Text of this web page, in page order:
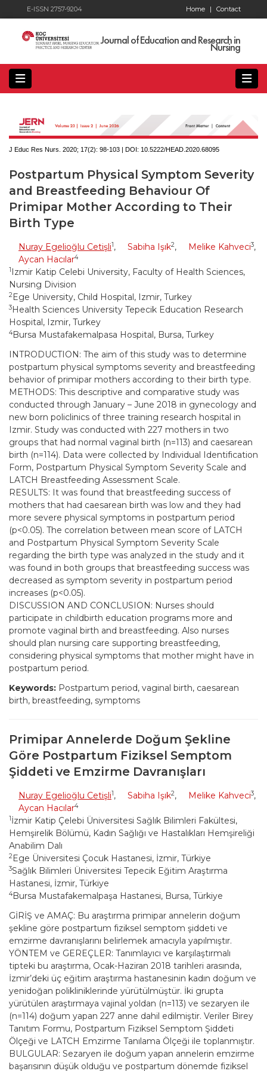
E-ISSN 2757-9204 Contact
Home |
Journal of Education and Research in
Nursing
J Educ Res Nurs. 2020; 17(2): 98-103 | DOI: 10.5222/HEAD.2020.68095
Postpartum Physical Symptom Severity
and Breastfeeding Behaviour Of
Primipar Mother According to Their
Birth Type
Nuray Egelioğlu Cetişli1, Sabiha Işık2, Melike Kahveci3,
Aycan Hacılar4
1 Izmir Katip Celebi University, Faculty of Health Sciences,
Nursing Division
2Ege University, Child Hospital, Izmir, Turkey
3Health Sciences University Tepecik Education Research
Hospital, Izmir, Turkey
4Bursa Mustafakemalpasa Hospital, Bursa, Turkey
INTRODUCTION: The aim of this study was to determine
postpartum physical symptoms severity and breastfeeding
behavior of primipar mothers according to their birth type.
METHODS: This descriptive and comparative study was
conducted through January – June 2018 in gynecology and
new born policlinics of three training research hospital in
Izmir. Study was conducted with 227 mothers in two
groups that had normal vaginal birth (n=113) and caesarean
birth (n=114). Data were collected by Individual Identification
Form, Postpartum Physical Symptom Severity Scale and
LATCH Breastfeeding Assessment Scale.
RESULTS: It was found that breastfeeding success of
mothers that had caesarean birth was low and they had
more severe physical symptoms in postpartum period
(p<0.05). The correlation between mean score of LATCH
and Postpartum Physical Symptom Severity Scale
regarding the birth type was analyzed in the study and it
was found in both groups that breastfeeding success was
decreased as symptom severity in postpartum period
increases (p<0.05).
DISCUSSION AND CONCLUSION: Nurses should
participate in childbirth education programs more and
promote vaginal birth and breastfeeding. Also nurses
should plan nursing care supporting breastfeeding,
considering physical symptoms that mother might have in
postpartum period.
Keywords: Postpartum period, vaginal birth, caesarean
birth, breastfeeding, symptoms
Primipar Annelerde Doğum Şekline
Göre Postpartum Fiziksel Semptom
Şiddeti ve Emzirme Davranışları
Nuray Egelioğlu Cetişli1, Sabiha Işık2, Melike Kahveci3,
Aycan Hacılar4
1İzmir Katip Çelebi Üniversitesi Sağlık Bilimleri Fakültesi,
Hemşirelik Bölümü, Kadın Sağlığı ve Hastalıkları Hemşireliği
Anabilim Dalı
2Ege Üniversitesi Çocuk Hastanesi, İzmir, Türkiye
3Sağlık Bilimleri Üniversitesi Tepecik Eğitim Araştırma
Hastanesi, İzmir, Türkiye
4Bursa Mustafakemalpaşa Hastanesi, Bursa, Türkiye
GİRİŞ ve AMAÇ: Bu araştırma primipar annelerin doğum
şekline göre postpartum fiziksel semptom şiddeti ve
emzirme davranışlarını belirlemek amacıyla yapılmıştır.
YÖNTEM ve GEREÇLER: Tanımlayıcı ve karşılaştırmalı
tipteki bu araştırma, Ocak-Haziran 2018 tarihleri arasında,
İzmir’deki üç eğitim araştırma hastanesinin kadın doğum ve
yenidoğan polikliniklerinde yürütülmüştür. İki grupta
yürütülen araştırmaya vajinal yoldan (n=113) ve sezaryen ile
(n=114) doğum yapan 227 anne dahil edilmiştir. Veriler Birey
Tanıtım Formu, Postpartum Fiziksel Semptom Şiddeti
Ölçeği ve LATCH Emzirme Tanılama Ölçeği ile toplanmıştır.
BULGULAR: Sezaryen ile doğum yapan annelerin emzirme
başarısının düşük olduğu ve postpartum dönemde fiziksel